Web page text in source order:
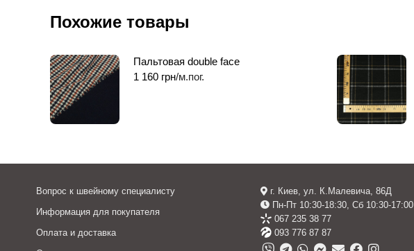
Похожие товары
Пальтовая double face
1 160 грн/м.пог.
Вопрос к швейному специалисту
Информация для покупателя
Оплата и доставка
г. Киев, ул. К.Малевича, 86Д
Пн-Пт 10:30-18:30, Сб 10:30-17:00
067 235 38 77
093 776 87 87